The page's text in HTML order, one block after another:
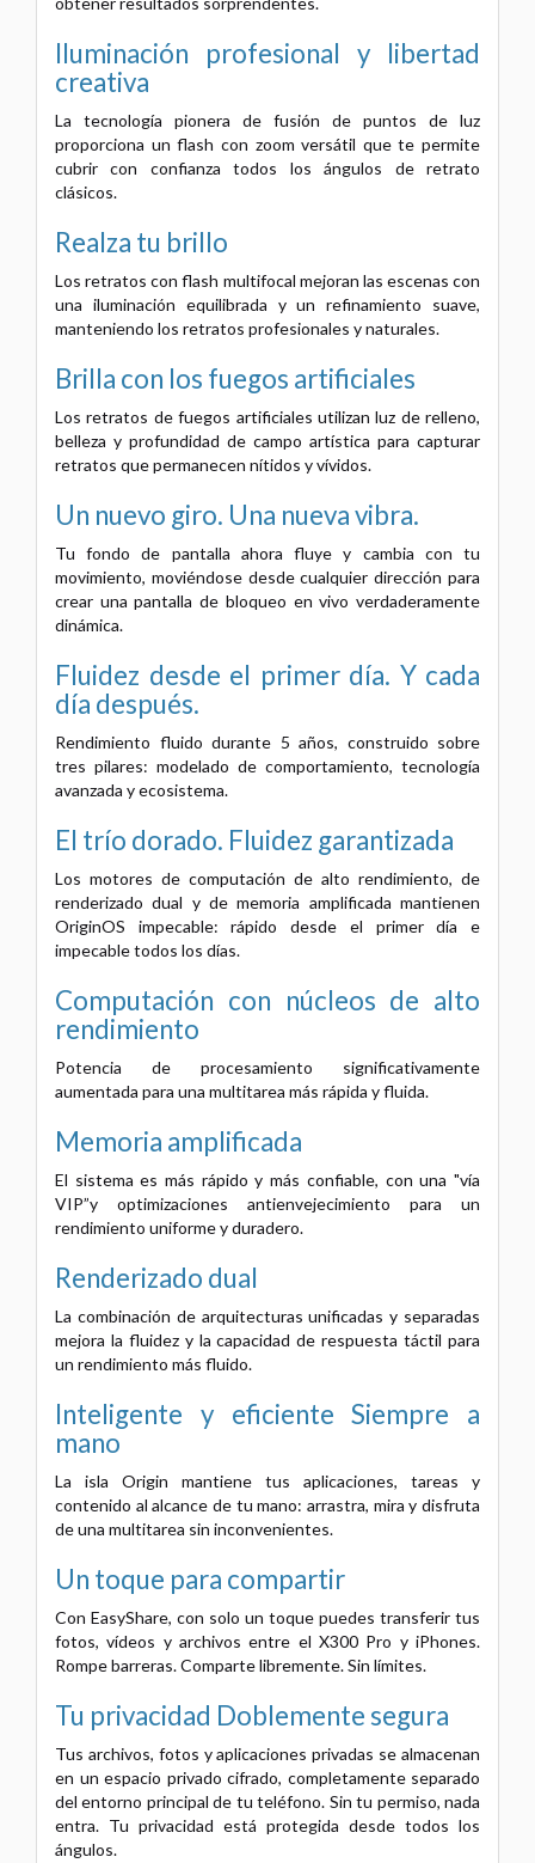
Iluminación profesional y libertad
creativa
La tecnología pionera de fusión de puntos de luz
proporciona un flash con zoom versátil que te permite
cubrir con confianza todos los ángulos de retrato
clásicos.
Realza tu brillo
Los retratos con flash multifocal mejoran las escenas con
una iluminación equilibrada y un refinamiento suave,
manteniendo los retratos profesionales y naturales.
Brilla con los fuegos artificiales
Los retratos de fuegos artificiales utilizan luz de relleno,
belleza y profundidad de campo artística para capturar
retratos que permanecen nítidos y vívidos.
Un nuevo giro. Una nueva vibra.
Tu fondo de pantalla ahora fluye y cambia con tu
movimiento, moviéndose desde cualquier dirección para
crear una pantalla de bloqueo en vivo verdaderamente
dinámica.
Fluidez desde el primer día. Y cada
día después.
Rendimiento fluido durante 5 años, construido sobre
tres pilares: modelado de comportamiento, tecnología
avanzada y ecosistema.
El trío dorado. Fluidez garantizada
Los motores de computación de alto rendimiento, de
renderizado dual y de memoria amplificada mantienen
OriginOS impecable: rápido desde el primer día e
impecable todos los días.
Computación con núcleos de alto
rendimiento
Potencia de procesamiento significativamente
aumentada para una multitarea más rápida y fluida.
Memoria amplificada
El sistema es más rápido y más confiable, con una "vía
VIP”y optimizaciones antienvejecimiento para un
rendimiento uniforme y duradero.
Renderizado dual
La combinación de arquitecturas unificadas y separadas
mejora la fluidez y la capacidad de respuesta táctil para
un rendimiento más fluido.
Inteligente y eficienteSiempre a
mano
La isla Origin mantiene tus aplicaciones, tareas y
contenido al alcance de tu mano: arrastra, mira y disfruta
de una multitarea sin inconvenientes.
Un toque para compartir
Con EasyShare, con solo un toque puedes transferir tus
fotos, vídeos y archivos entre el X300 Pro y iPhones.
Rompe barreras. Comparte libremente. Sin límites.
Tu privacidad Doblemente segura
Tus archivos, fotos y aplicaciones privadas se almacenan
en un espacio privado cifrado, completamente separado
del entorno principal de tu teléfono. Sin tu permiso, nada
entra. Tu privacidad está protegida desde todos los
ángulos.